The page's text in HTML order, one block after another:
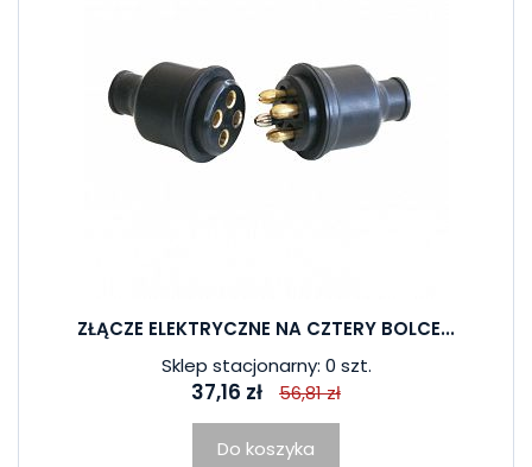
ZŁĄCZE ELEKTRYCZNE NA CZTERY BOLCE...
Sklep stacjonarny: 0 szt.
37,16 zł 56,81 zł
Do koszyka